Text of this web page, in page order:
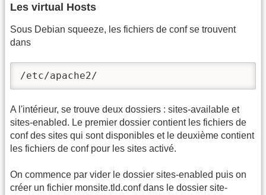
Les virtual Hosts
Sous Debian squeeze, les fichiers de conf se trouvent
dans
/etc/apache2/
A l'intérieur, se trouve deux dossiers : sites-available et
sites-enabled. Le premier dossier contient les fichiers de
conf des sites qui sont disponibles et le deuxième contient
les fichiers de conf pour les sites activé.
On commence par vider le dossier sites-enabled puis on
créer un fichier monsite.tld.conf dans le dossier site-